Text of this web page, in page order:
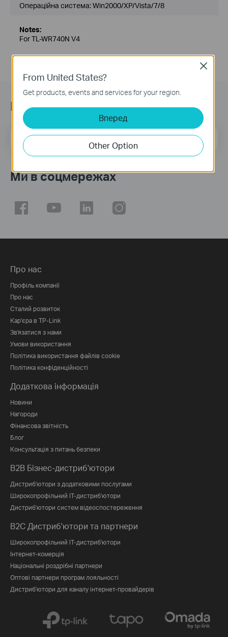
Операційна система: Win2000/XP/Vista/7/8
Notes:
For TL-WR740N V4
Підписатись на розсилку
Email Address Sign Up
Ми в соцмережах
Про нас
Профіль компанії
Про нас
Сталий розвиток
Кар'єра в TP-Link
Зв'язатися з нами
Умови використання
Політика використання файлів cookie
Політика конфіденційності
Додаткова інформація
Новини
Нагороди
Фінансова звітність
Блог
Консультація з питань безпеки
B2B Бізнес-дистриб'ютори
Дистриб'ютори з додатковими послугами
Широкопрофільний IT-дистриб'ютори
Дистриб'ютори систем відеоспостереження
B2C Дистриб'ютори та партнери
Широкопрофільний IT-дистриб'ютори
Інтернет-комерція
Національні роздрібні партнери
Оптові партнери програм лояльності
Дистриб'ютори для каналу інтернет-провайдерів
From United States?
Get products, events and services for your region.
Вперед
Other Option
Close